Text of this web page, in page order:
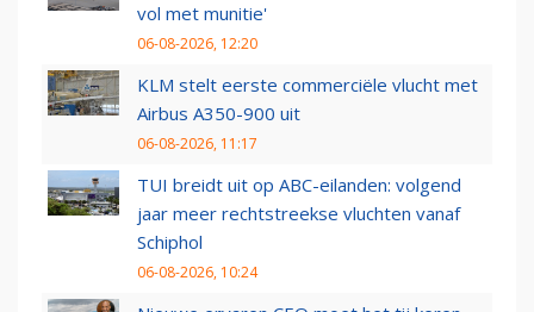
vol met munitie'
06-08-2026, 12:20
KLM stelt eerste commerciële vlucht met
Airbus A350-900 uit
06-08-2026, 11:17
TUI breidt uit op ABC-eilanden: volgend
jaar meer rechtstreekse vluchten vanaf
Schiphol
06-08-2026, 10:24